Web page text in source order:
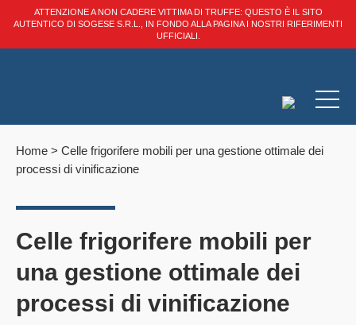
ATTENZIONE A NON CADERE VITTIMA DI TRUFFE: QUESTO È IL SITO
AUTENTICO DI SOGESE S.R.L., IN FONDO ALLA PAGINA I NOSTRI RIFERIMENTI
UFFICIALI.
Home > Celle frigorifere mobili per una gestione ottimale dei
processi di vinificazione
Celle frigorifere mobili per
una gestione ottimale dei
processi di vinificazione